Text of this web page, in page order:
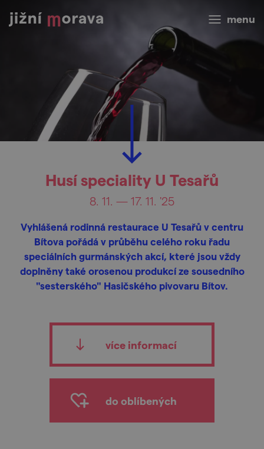
menu
Husí speciality U Tesařů
8. 11. — 17. 11. '25
Vyhlášená rodinná restaurace U Tesařů v centru
Bítova pořádá v průběhu celého roku řadu
speciálních gurmánských akcí, které jsou vždy
doplněny také orosenou produkcí ze sousedního
"sesterského" Hasičského pivovaru Bítov.
více informací
do oblíbených